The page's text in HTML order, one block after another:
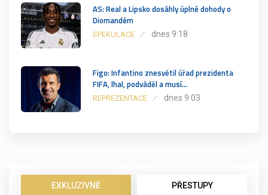
AS: Real a Lipsko dosáhly úplné dohody o
Diomandém
SPEKULACE dnes 9:18
Figo: Infantino znesvětil úřad prezidenta
FIFA, lhal, podváděl a musí…
REPREZENTACE dnes 9:03
EXKLUZIVNĚ PŘESTUPY